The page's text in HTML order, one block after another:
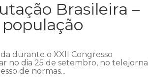
Brasileira –
durante o XXII Congresso
no dia 25 de setembro, no telejornal
de normas...